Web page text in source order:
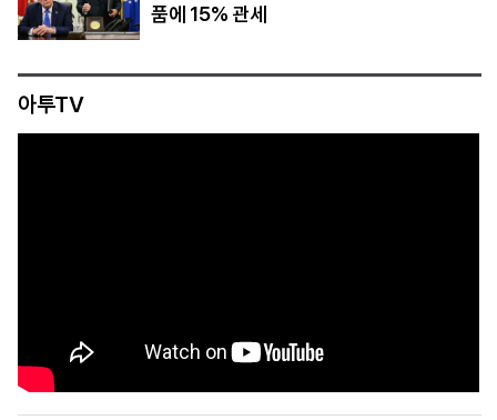
품에 15% 관세
아투TV